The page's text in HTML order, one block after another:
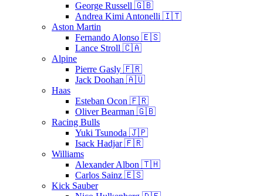
George Russell 🇬🇧
Andrea Kimi Antonelli 🇮🇹
Aston Martin
Fernando Alonso 🇪🇸
Lance Stroll 🇨🇦
Alpine
Pierre Gasly 🇫🇷
Jack Doohan 🇦🇺
Haas
Esteban Ocon 🇫🇷
Oliver Bearman 🇬🇧
Racing Bulls
Yuki Tsunoda 🇯🇵
Isack Hadjar 🇫🇷
Williams
Alexander Albon 🇹🇭
Carlos Sainz 🇪🇸
Kick Sauber